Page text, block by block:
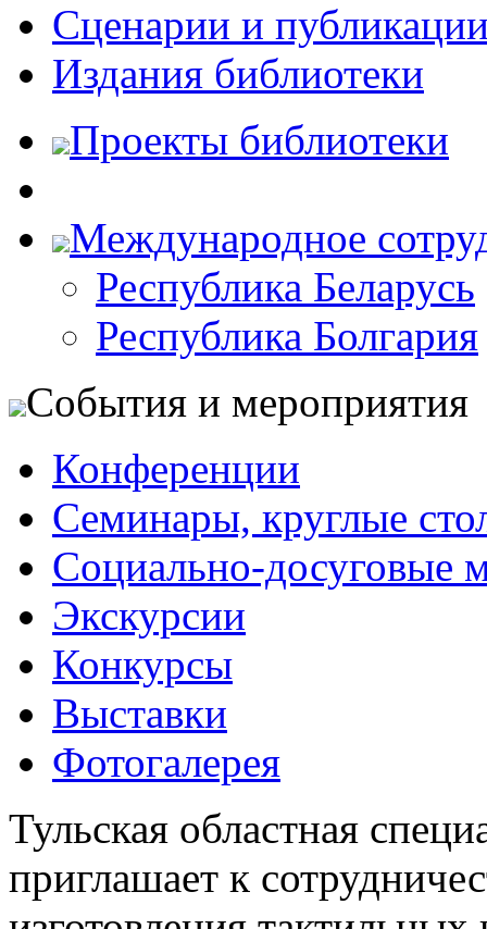
Сценарии и
Издания библиотеки
Проекты библиотеки
Международное
Республика Беларусь
Республика Болгария
События и мероприятия
Конференции
Семинары, круглые
Социально-досуговые
Экскурсии
Конкурсы
Выставки
Фотогалерея
Тульская областная
приглашает к